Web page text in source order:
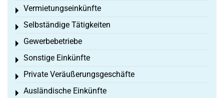
Vermietungseinkünfte
Toggle menu
Selbständige Tätigkeiten
Toggle menu
Gewerbebetriebe
Toggle menu
Sonstige Einkünfte
Toggle menu
Private Veräußerungsgeschäfte
Toggle menu
Ausländische Einkünfte
Toggle menu